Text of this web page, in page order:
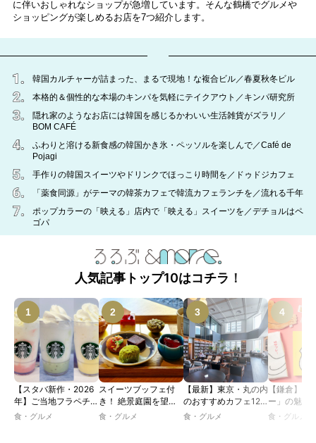
に伴いおしゃれなショップが急増しています。そんな鶴橋でグルメや
ショッピングが楽しめるお店を7つ紹介します。
韓国カルチャーが詰まった、まるで現地！な複合ビル／春夏秋冬ビル
本格的＆個性的な本場のキンパを気軽にテイクアウト／キンパ研究所
隠れ家のようなお店には韓国を感じるかわいい生活雑貨がズラリ／
BOM CAFÉ
ふわりと溶ける新食感の韓国かき氷・ペッソルを楽しんで／Café de
Pojagi
手作りの韓国スイーツやドリンクでほっこり時間を／ドゥドジカフェ
「薬食同源」がテーマの韓茶カフェで韓流カフェランチを／流れる千年
ポップカラーの「映える」店内で「映える」スイーツを／デチョルはペ
ゴパ
人気記事トップ10はコチラ！
【スタバ新作・2026
年】ご当地フラペチー
ノが新登場！ 地域と
食・グルメ
スイーツブッフェ付
き！ 絶景庭園を望む
ホテルレストランで味
食・グルメ
【最新】東京・丸の内
のおすすめカフェ12
選｜ひとりでゆったり
食・グルメ
【鎌倉】「
ー」の魅力
説！ 定番商
食・グルメ